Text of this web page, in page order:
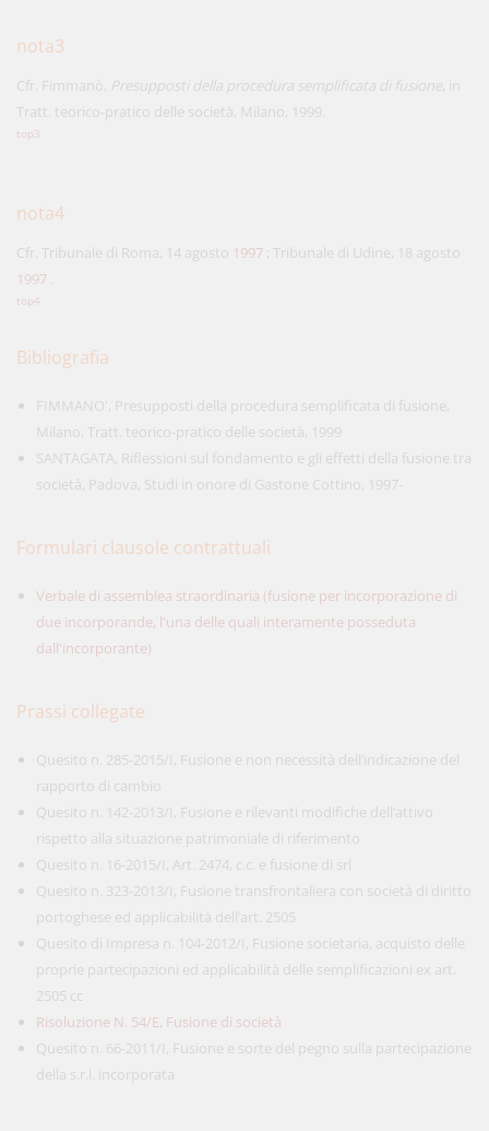
nota3
Cfr. Fimmanò, Presupposti della procedura semplificata di fusione, in
Tratt. teorico-pratico delle società, Milano, 1999.
top3
nota4
Cfr. Tribunale di Roma, 14 agosto 1997 ; Tribunale di Udine, 18 agosto
1997
top4
Bibliografia
FIMMANO', Presupposti della procedura semplificata di fusione,
Milano, Tratt. teorico-pratico delle società, 1999
SANTAGATA, Riflessioni sul fondamento e gli effetti della fusione tra
società, Padova, Studi in onore di Gastone Cottino, 1997-
Formulari clausole contrattuali
Verbale di assemblea straordinaria (fusione per incorporazione di
due incorporande, l'una delle quali interamente posseduta
dall'incorporante)
Prassi collegate
Quesito n. 285-2015/I, Fusione e non necessità dell’indicazione del
rapporto di cambio
Quesito n. 142-2013/I, Fusione e rilevanti modifiche dell’attivo
rispetto alla situazione patrimoniale di riferimento
Quesito n. 16-2015/I, Art. 2474, c.c. e fusione di srl
Quesito n. 323-2013/I, Fusione transfrontaliera con società di diritto
portoghese ed applicabilità dell’art. 2505
Quesito di Impresa n. 104-2012/I, Fusione societaria, acquisto delle
proprie partecipazioni ed applicabilità delle semplificazioni ex art.
2505 cc
Risoluzione N. 54/E, Fusione di società
Quesito n. 66-2011/I, Fusione e sorte del pegno sulla partecipazione
della s.r.l. incorporata